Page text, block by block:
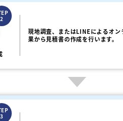
2
現地調査、またはLINEによるオ
果から見積書の作成を行います。
3